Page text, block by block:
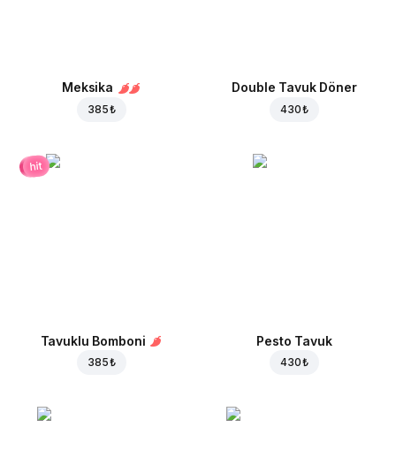
Meksika
385 ₺
Double Tavuk Döner
430 ₺
hit
Tavuklu Bomboni
385 ₺
Pesto Tavuk
430 ₺